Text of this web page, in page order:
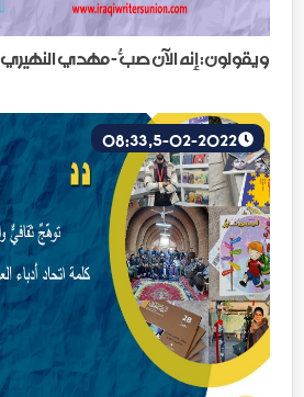
ويقولون: إنه الآن صبُّ - مهدي النهيري